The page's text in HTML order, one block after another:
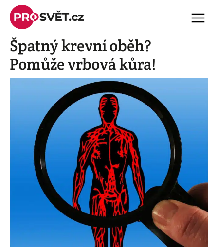
Skip
content
Menu
Špatný krevní oběh?
Pomůže vrbová kůra!